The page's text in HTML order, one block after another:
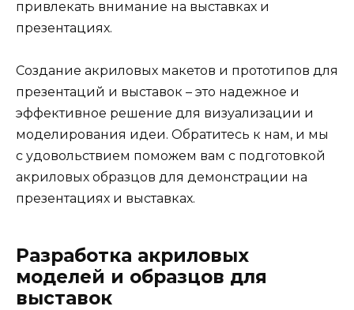
привлекать внимание на выставках и
презентациях.
Создание акриловых макетов и прототипов для
презентаций и выставок – это надежное и
эффективное решение для визуализации и
моделирования идеи. Обратитесь к нам, и мы
с удовольствием поможем вам с подготовкой
акриловых образцов для демонстрации на
презентациях и выставках.
Разработка акриловых
моделей и образцов для
выставок